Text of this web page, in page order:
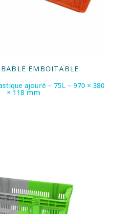
EMBOITABLE
ajouré – 75L – 970 × 380
× 118 mm